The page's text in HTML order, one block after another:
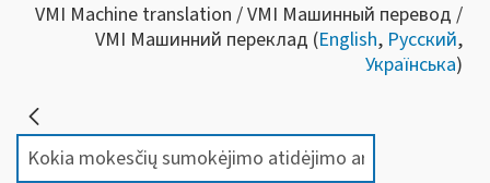
VMI Machine translation / VMI Машинный перевод /
VMI Машинний переклад (English, Русский,
Українська)